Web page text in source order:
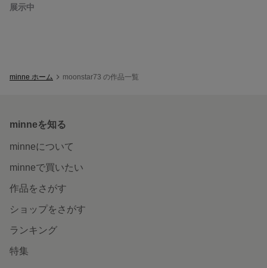
展示中
minne ホーム moonstar73 の作品一覧
minneを知る
minneについて
minneで買いたい
作品をさがす
ショップをさがす
ランキング
特集